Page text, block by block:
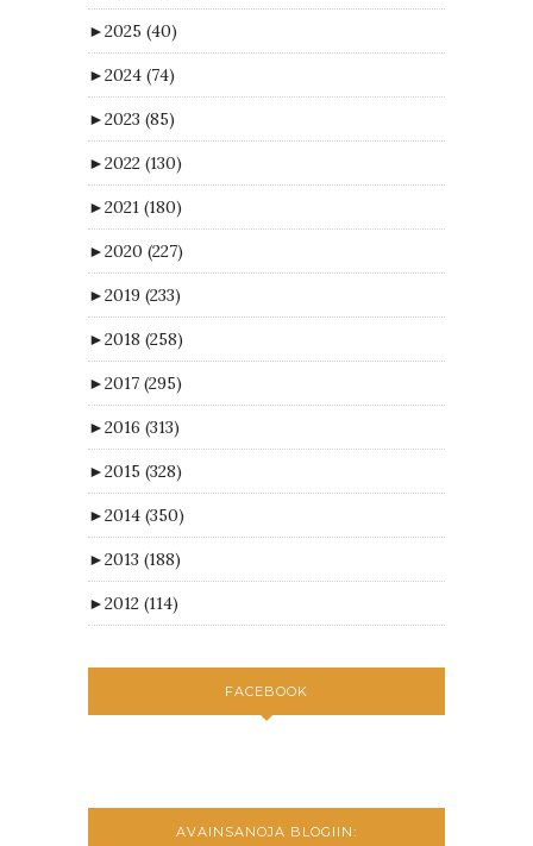
►2025 (40)
►2024 (74)
►2023 (85)
►2022 (130)
►2021 (180)
►2020 (227)
►2019 (233)
►2018 (258)
►2017 (295)
►2016 (313)
►2015 (328)
►2014 (350)
►2013 (188)
►2012 (114)
FACEBOOK
AVAINSANOJA BLOGIIN: